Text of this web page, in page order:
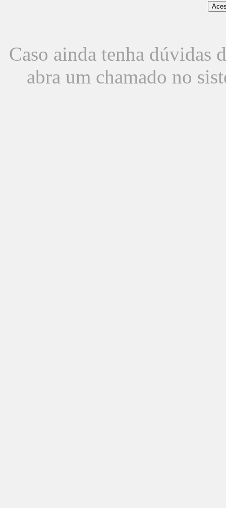
Caso ainda tenha dúvidas
abra um chamado no